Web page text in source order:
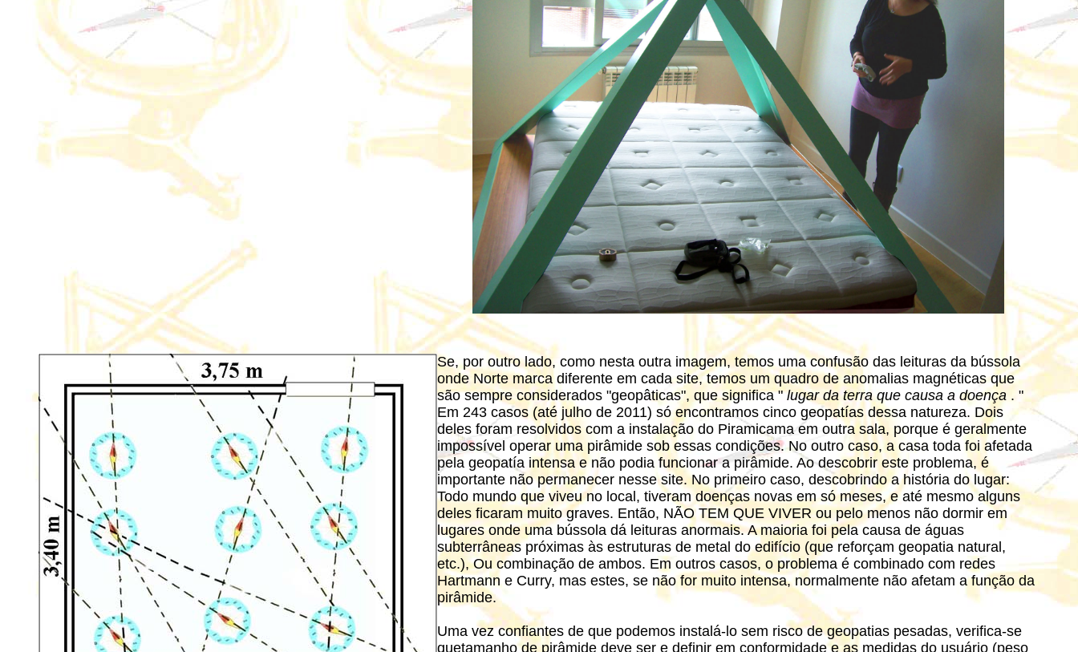
Se, por outro lado, como nesta outra imagem, temos uma confusão das leituras da bússola
onde Norte marca diferente em cada site, temos um quadro de anomalias magnéticas que
são sempre considerados "geopâticas", que significa "lugar da terra que causa a doença . "
Em 243 casos (até julho de 2011) só encontramos cinco geopatías dessa natureza. Dois
deles foram resolvidos com a instalação do Piramicama em outra sala, porque é geralmente
impossível operar uma pirâmide sob essas condições. No outro caso, a casa toda foi afetada
pela geopatía intensa e não podia funcionar a pirâmide. Ao descobrir este problema, é
importante não permanecer nesse site. No primeiro caso, descobrindo a história do lugar:
Todo mundo que viveu no local, tiveram doenças novas em só meses, e até mesmo alguns
deles ficaram muito graves. Então, NÃO TEM QUE VIVER ou pelo menos não dormir em
lugares onde uma bússola dá leituras anormais. A maioria foi pela causa de águas
subterrâneas próximas às estruturas de metal do edifício (que reforçam geopatia natural,
etc.), Ou combinação de ambos. Em outros casos, o problema é combinado com redes
Hartmann e Curry, mas estes, se não for muito intensa, normalmente não afetam a função da
pirâmide.
Uma vez confiantes de que podemos instalá-lo sem risco de geopatias pesadas, verifica-se
quetamanho de pirâmide deve ser e definir em conformidade e as medidas do usuário (peso